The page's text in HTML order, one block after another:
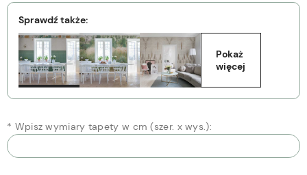
Sprawdź także:
Pokaż
więcej
* Wpisz wymiary tapety w cm (szer. x wys.):